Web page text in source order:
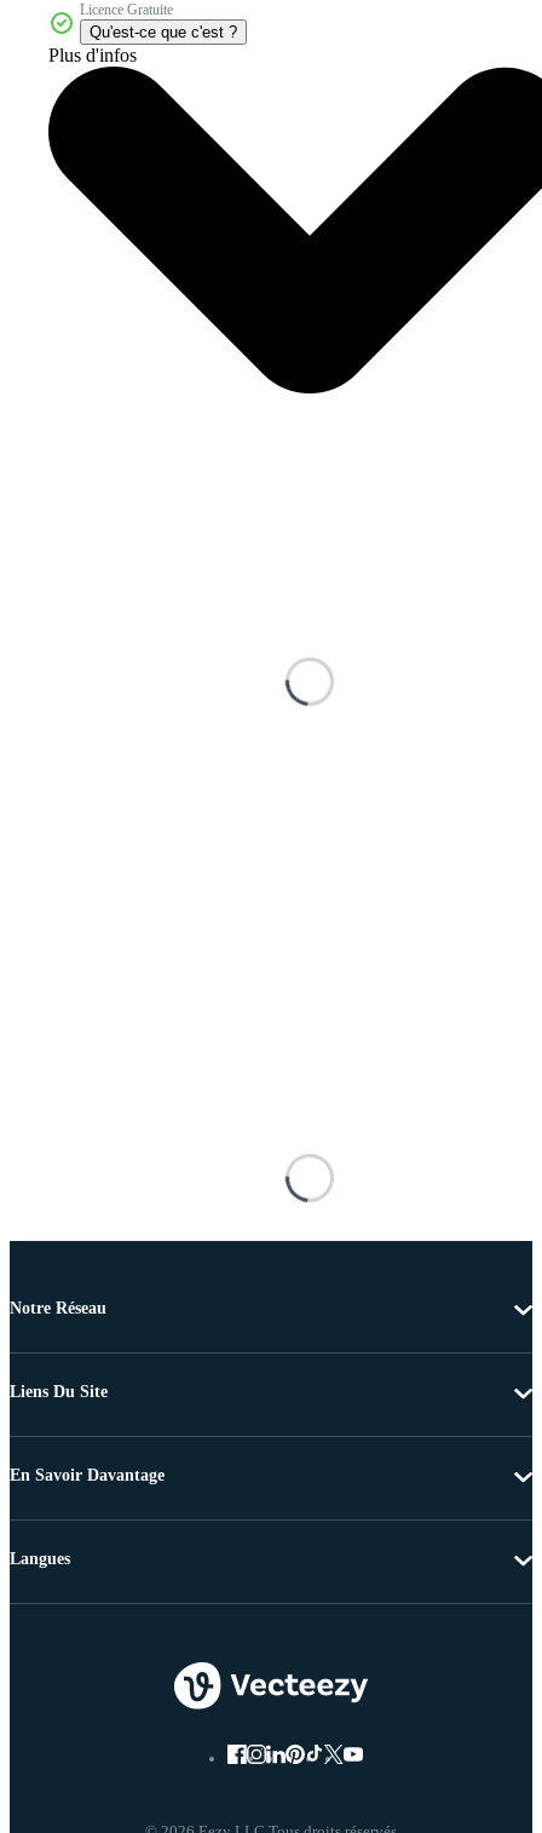
Licence Gratuite
Qu'est-ce que c'est ?
Plus d'infos
Notre Réseau
Liens Du Site
En Savoir Davantage
Langues